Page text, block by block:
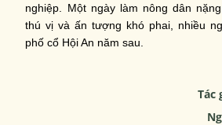
nghiệp. Một ngày làm nông dân
thú vị và ấn tượng khó phai, nhiều
phố cổ Hội An năm sau.
Tác